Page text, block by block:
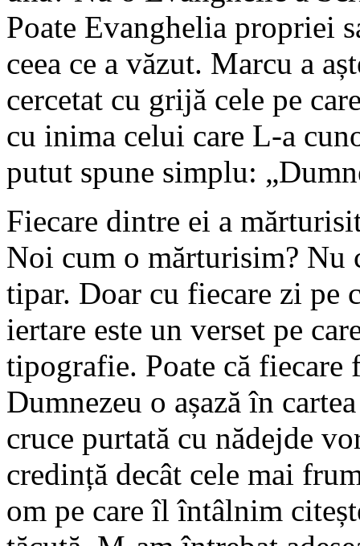
Poate Evanghelia propriei
ceea ce a văzut. Marcu a
cercetat cu grijă cele pe
cu inima celui care L-a
putut spune simplu:
Fiecare dintre ei a
Noi cum o mărturisim? Nu
tipar. Doar cu fiecare zi pe
iertare este un verset pe
tipografie. Poate că fiecare
Dumnezeu o așază în
cruce purtată cu nădejde
credință decât cele mai
om pe care îl întâlnim